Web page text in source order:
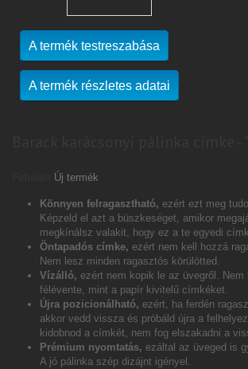
A termék testreszabása
A termék részletes adatai
Új termék
Könnyen felragasztható, ezért ezt meg
Képzeld el azt a büszkeséget, amikor
megkínálsz valakit, hogy ez a te egyedi
Öntapadós címke, ezért nem kell hozzá
Nem lesz minden ragasztós körülötted.
Vízálló, ezért nem kopik le az üvegről. Nem
félévente, mint a papír kivitelű címkéket.
Újra pozicionálható, ezért, ha ferdén
akkor vedd vissza és próbáld újra a
kidobnod a címkét, nem fog elszakadni a
Prémium nyomtatás, ezáltal az üveged is
A jó pálinka szép dizájnt igényel.